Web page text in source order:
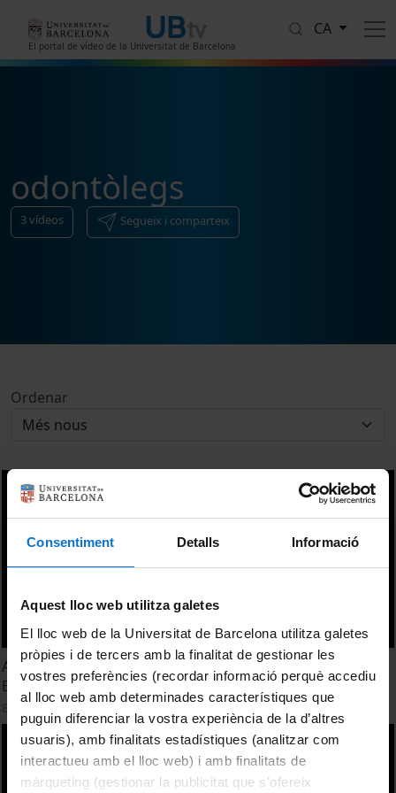
Consentiment Detalls Informació
Aquest lloc web utilitza galetes
El lloc web de la Universitat de Barcelona utilitza galetes
pròpies i de tercers amb la finalitat de gestionar les
vostres preferències (recordar informació perquè accediu
al lloc web amb determinades característiques que
puguin diferenciar la vostra experiència de la d’altres
usuaris), amb finalitats estadístiques (analitzar com
interactueu amb el lloc web) i amb finalitats de
màrqueting (gestionar la publicitat que s’ofereix
El portal de vídeo de la Universitat de Barcelona
CA
odontòlegs
3vídeos Segueix i comparteix
Ordenar
A closer examination of dental education in europe - Dr.
Eugene L. Anderson